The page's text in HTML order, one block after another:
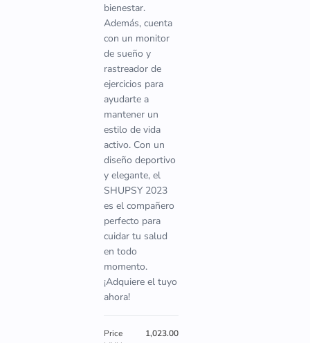
bienestar.
Además, cuenta
con un monitor
de sueño y
rastreador de
ejercicios para
ayudarte a
mantener un
estilo de vida
activo. Con un
diseño deportivo
y elegante, el
SHUPSY 2023
es el compañero
perfecto para
cuidar tu salud
en todo
momento.
¡Adquiere el tuyo
ahora!
Price
1,023.00